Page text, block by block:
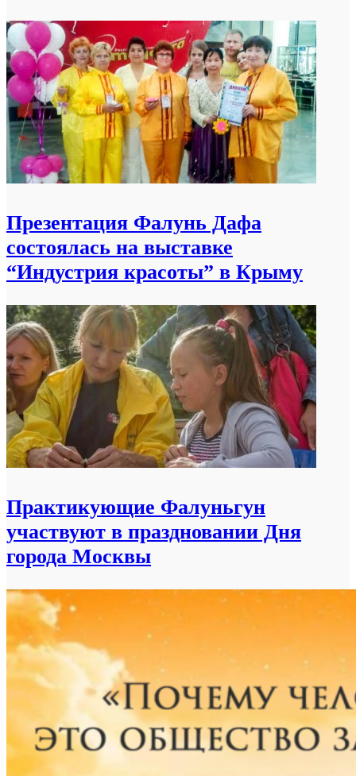
Презентация Фалунь Дафа
состоялась на выставке
“Индустрия красоты” в Крыму
Практикующие Фалуньгун
участвуют в праздновании Дня
города Москвы